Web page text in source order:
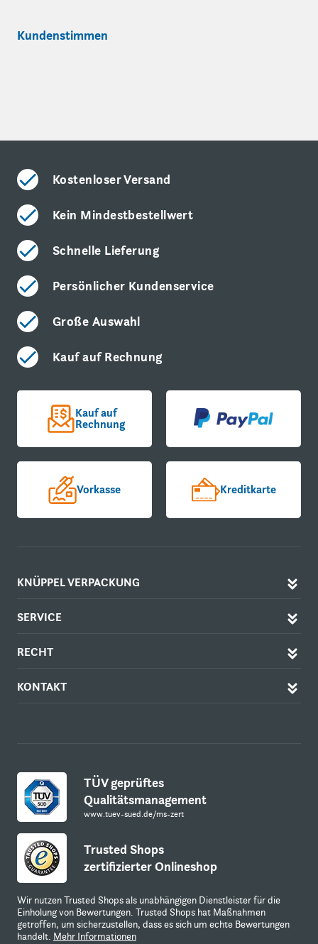
Kundenstimmen
Kostenloser Versand
Kein Mindestbestellwert
Schnelle Lieferung
Persönlicher Kundenservice
Große Auswahl
Kauf auf Rechnung
Kauf auf
Rechnung
Vorkasse Kreditkarte
KNÜPPEL VERPACKUNG
SERVICE
RECHT
KONTAKT
TÜV geprüftes
Qualitätsmanagement
www.tuev-sued.de/ms-zert
Trusted Shops
zertifizierter Onlineshop
Wir nutzen Trusted Shops als unabhängigen Dienstleister für die
Einholung von Bewertungen. Trusted Shops hat Maßnahmen
getroffen, um sicherzustellen, dass es sich um echte Bewertungen
handelt. Mehr Informationen